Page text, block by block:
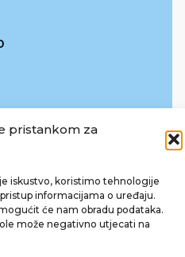
pristankom za
iskustvo, koristimo tehnologije
informacijama o uređaju.
će nam obradu podataka.
može negativno utjecati na
HRVATSKA